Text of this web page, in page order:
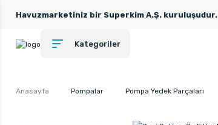
Havuzmarketiniz bir Superkim A.Ş. kuruluşudur.
Kategoriler
Anasayfa Pompalar Pompa Yedek Parçaları